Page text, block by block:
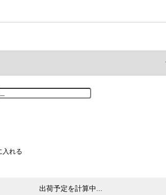
出荷予定を計算中...